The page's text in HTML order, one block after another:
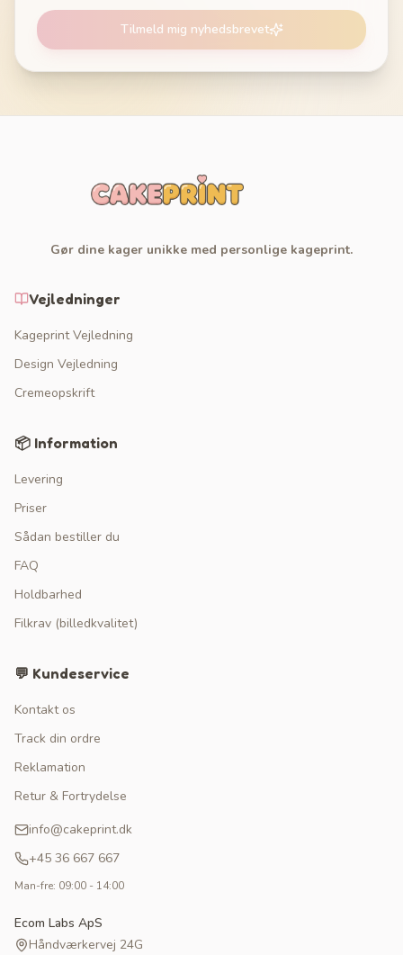
Tilmeld mig nyhedsbrevet
Gør dine kager unikke med personlige kageprint.
Vejledninger
Kageprint Vejledning
Design Vejledning
Cremeopskrift
📦 Information
Levering
Priser
Sådan bestiller du
FAQ
Holdbarhed
Filkrav (billedkvalitet)
💬 Kundeservice
Kontakt os
Track din ordre
Reklamation
Retur & Fortrydelse
info@cakeprint.dk
+45 36 667 667
Man-fre: 09:00 - 14:00
Ecom Labs ApS
Håndværkervej 24G